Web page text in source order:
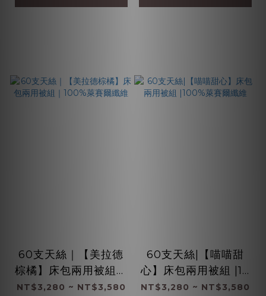
60支天絲｜【美拉德
棕橘】床包兩用被組｜
100%萊賽爾纖維
NT$3,280 ~ NT$3,580
60支天絲|【喵喵甜
心】床包兩用被組 |10
0%萊賽爾纖維
NT$3,280 ~ NT$3,580